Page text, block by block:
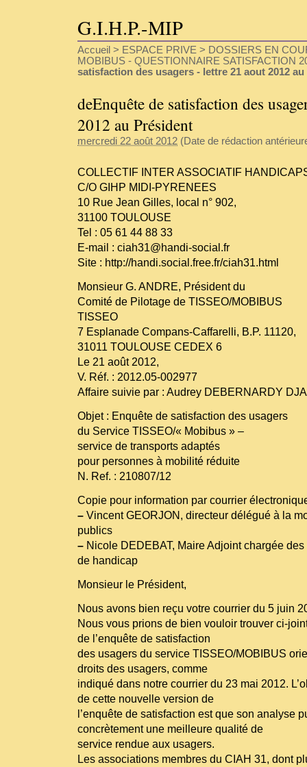
G.I.H.P.-MIP
Accueil > ESPACE PRIVE > DOSSIERS EN
MOBIBUS - QUESTIONNAIRE SATISFACTION
satisfaction des usagers - lettre 21 aout 2012
deEnquête de satisfaction des
2012 au Président
mercredi 22 août 2012 (Date de rédaction
COLLECTIF INTER ASSOCIATIF
C/O GIHP MIDI-PYRENEES
10 Rue Jean Gilles, local n° 902,
31100 TOULOUSE
Tel : 05 61 44 88 33
E-mail : ciah31@handi-social.fr
Site : http://handi.social.free.fr/ciah31.html
Monsieur G. ANDRE, Président du
Comité de Pilotage de TISSEO/MOBIBUS
TISSEO
7 Esplanade Compans-Caffarelli, B.P. 11120,
31011 TOULOUSE CEDEX 6
Le 21 août 2012,
V. Réf. : 2012.05-002977
Affaire suivie par : Audrey DEBERNARDY
Objet : Enquête de satisfaction des usagers
du Service TISSEO/« Mobibus » –
service de transports adaptés
pour personnes à mobilité réduite
N. Ref. : 210807/12
Copie pour information par courrier
– Vincent GEORJON, directeur délégué à la
publics
– Nicole DEDEBAT, Maire Adjoint chargée
de handicap
Monsieur le Président,
Nous avons bien reçu votre courrier du 5 juin
Nous vous prions de bien vouloir trouver ci-
de l’enquête de satisfaction
des usagers du service TISSEO/MOBIBUS
droits des usagers, comme
indiqué dans notre courrier du 23 mai 2012.
de cette nouvelle version de
l’enquête de satisfaction est que son analyse
concrètement une meilleure qualité de
service rendue aux usagers.
Les associations membres du CIAH 31, dont